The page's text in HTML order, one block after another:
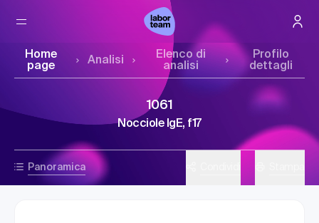
Home
page
Analisi
Elenco di
analisi
Profilo
dettagli
Panoramica
1061
Nocciole IgE, f17